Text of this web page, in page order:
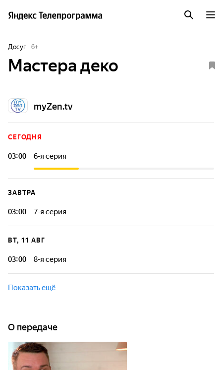
Досуг 6+
Мастера деко
myZen.tv
СЕГОДНЯ
03:00 6-я серия
Каждый день любители ремонта и домашние умельцы со
всей Валлонии и Брюсселя с кистями и валиками в руках
соревнуются друг с другом под присмотром эксперта
ЗАВТРА
03:00 7-я серия
Каждый день любители ремонта и домашние умельцы со
соревнуются друг с другом под присмотром эксперта
ВТ, 11 АВГ
03:00 8-я серия
Каждый день любители ремонта и домашние умельцы со
всей Валлонии и Брюсселя с кистями и валиками в руках
соревнуются друг с другом под присмотром эксперта
Показать ещё
О передаче